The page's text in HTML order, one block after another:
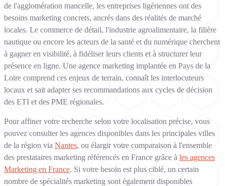
de l'agglomération mancelle, les entreprises ligériennes ont des
besoins marketing concrets, ancrés dans des réalités de marché
locales. Le commerce de détail, l'industrie agroalimentaire, la filière
nautique ou encore les acteurs de la santé et du numérique cherchent
à gagner en visibilité, à fidéliser leurs clients et à structurer leur
présence en ligne. Une agence marketing implantée en Pays de la
Loire comprend ces enjeux de terrain, connaît les interlocuteurs
locaux et sait adapter ses recommandations aux cycles de décision
des ETI et des PME régionales.
Pour affiner votre recherche selon votre localisation précise, vous
pouvez consulter les agences disponibles dans les principales villes
de la région via Nantes, ou élargir votre comparaison à l'ensemble
des prestataires marketing référencés en France grâce à les agences
Marketing en France. Si votre besoin est plus ciblé, un certain
nombre de spécialités marketing sont également disponibles